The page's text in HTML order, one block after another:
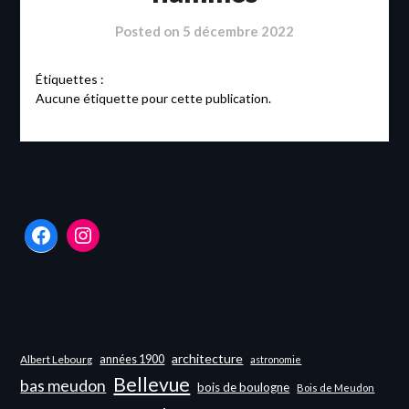
Posted on 5 décembre 2022
Étiquettes :
Aucune étiquette pour cette publication.
FacebookInstagram
Albert Lebourg années 1900 architecture astronomie
bas meudon Bellevue bois de boulogne Bois de Meudon